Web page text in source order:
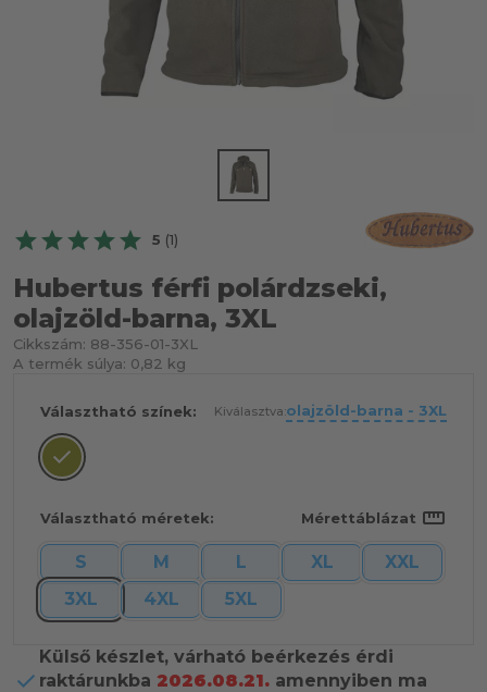
5 (1)
Hubertus férfi polárdzseki,
olajzöld-barna, 3XL
Cikkszám: 88-356-01-3XL
A termék súlya: 0,82 kg
Választható színek: Kiválasztva:olajzöld-barna - 3XL
Választható méretek: Mérettáblázat straighten
S M L XL
XXL
3XL
4XL 5XL
Külső készlet, várható beérkezés érdi
raktárunkba 2026.08.21. amennyiben ma